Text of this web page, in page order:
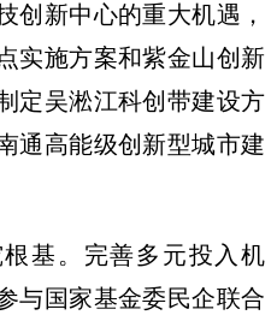
创新中心的重大机遇，
实施方案和紫金山创新
定吴淞江科创带建设方
通高能级创新型城市建
基。完善多元投入机
与国家基金委民企联合